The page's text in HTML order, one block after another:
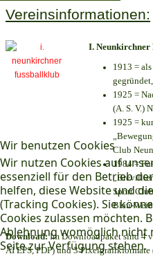
Wir benutzen Cookies
Wir nutzen Cookies auf
essenziell für den Betrieb
helfen, diese Website und
(Tracking Cookies). Sie
Cookies zulassen möchten.
Ablehnung womöglich nicht
Seite zur Verfügung stehen.
Vereinsinformationen:
I.
1913 =
1925 =
(A. S. V.)
1925 =
Club
1984 =
Sport
Blau-
Download:Im Downloadpaket sind 4
AI EPS, PDF) und 3 Pixelgrafikformate